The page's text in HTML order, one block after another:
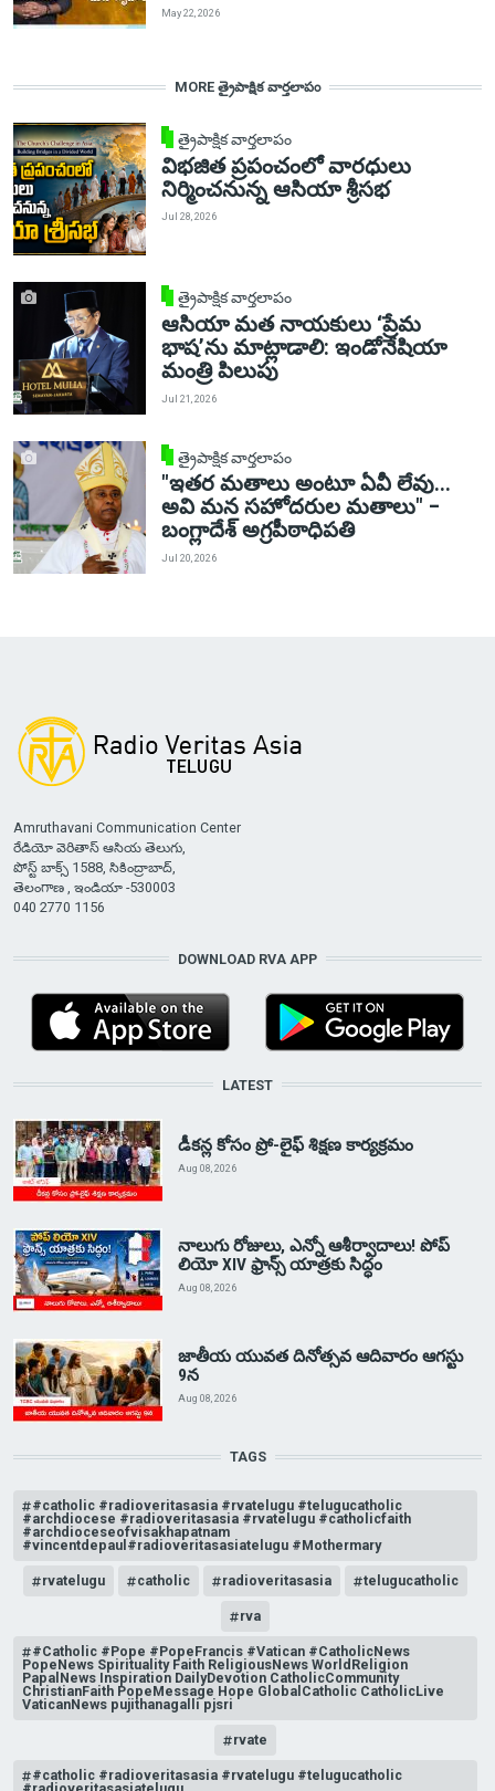
May 22, 2026
MORE త్రైపాక్షిక వార్తలాపం
త్రైపాక్షిక వార్తలాపం
విభజిత ప్రపంచంలో వారధులు
నిర్మించనున్న ఆసియా శ్రీసభ
Jul 28, 2026
త్రైపాక్షిక వార్తలాపం
ఆసియా మత నాయకులు ‘ప్రేమ
భాష’ను మాట్లాడాలి: ఇండోనేషియా
మంత్రి పిలుపు
Jul 21, 2026
త్రైపాక్షిక వార్తలాపం
"ఇతర మతాలు అంటూ ఏవీ లేవు...
అవి మన సహోదరుల మతాలు" –
బంగ్లాదేశ్ అగ్రపీఠాధిపతి
Jul 20, 2026
Amruthavani Communication Center
రేడియో వెరితాస్ ఆసియ తెలుగు,
పోస్ట్ బాక్స్ 1588, సికింద్రాబాద్,
తెలంగాణ , ఇండియా -530003
040 2770 1156
DOWNLOAD RVA APP
LATEST
డీకన్ల కోసం ప్రో-లైఫ్ శిక్షణ కార్యక్రమం
Aug 08, 2026
నాలుగు రోజులు, ఎన్నో ఆశీర్వాదాలు! పోప్
లియో XIV ఫ్రాన్స్ యాత్రకు సిద్ధం
Aug 08, 2026
జాతీయ యువత దినోత్సవ ఆదివారం ఆగస్టు
9న
Aug 08, 2026
TAGS
#catholic #radioveritasasia #rvatelugu #telugucatholic
#archdiocese #radioveritasasia #rvatelugu #catholicfaith
#archdioceseofvisakhapatnam
#vincentdepaul#radioveritasasiatelugu #Mothermary
rvatelugu catholic radioveritasasia telugucatholic
rva
#Catholic #Pope #PopeFrancis #Vatican #CatholicNews
PopeNews Spirituality Faith ReligiousNews WorldReligion
PapalNews Inspiration DailyDevotion CatholicCommunity
ChristianFaith PopeMessage Hope GlobalCatholic CatholicLive
VaticanNews pujithanagalli pjsri
rvate
#catholic #radioveritasasia #rvatelugu #telugucatholic